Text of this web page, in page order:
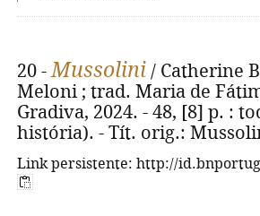
20 -Mussolini / Catherine
Meloni ; trad. Maria de
Gradiva, 2024. - 48, [8] p. :
história). - Tít. orig.:
Link persistente: http://